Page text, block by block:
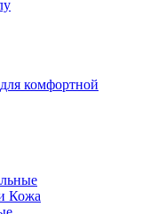
комфортной
Кожа